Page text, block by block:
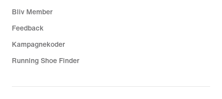
Bliv Member
Feedback
Kampagnekoder
Running Shoe Finder